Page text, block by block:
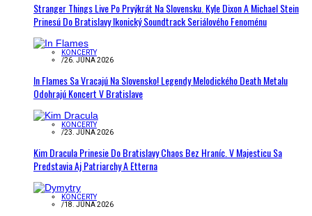
Stranger Things Live Po Prvýkrát Na Slovensku. Kyle Dixon A Michael Stein
Prinesú Do Bratislavy Ikonický Soundtrack Seriálového Fenoménu
KONCERTY
/26. JÚNA 2026
In Flames Sa Vracajú Na Slovensko! Legendy Melodického Death Metalu
Odohrajú Koncert V Bratislave
KONCERTY
/23. JÚNA 2026
Kim Dracula Prinesie Do Bratislavy Chaos Bez Hraníc. V Majesticu Sa
Predstavia Aj Patriarchy A Etterna
KONCERTY
/18. JÚNA 2026